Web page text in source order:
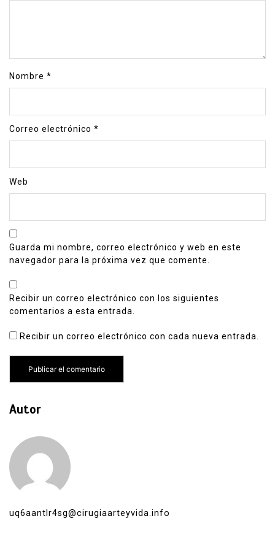
Nombre *
Correo electrónico *
Web
Guarda mi nombre, correo electrónico y web en este
navegador para la próxima vez que comente.
Recibir un correo electrónico con los siguientes
comentarios a esta entrada.
Recibir un correo electrónico con cada nueva entrada.
Autor
uq6aantlr4sg@cirugiaarteyvida.info